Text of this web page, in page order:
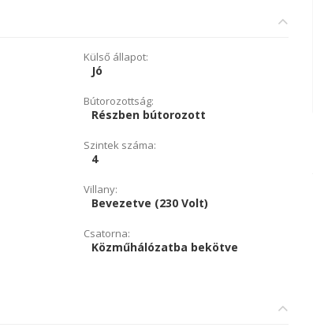
Külső állapot:
Jó
Bútorozottság:
Részben bútorozott
Szintek száma:
4
Villany:
Bevezetve (230 Volt)
Csatorna:
Közműhálózatba bekötve